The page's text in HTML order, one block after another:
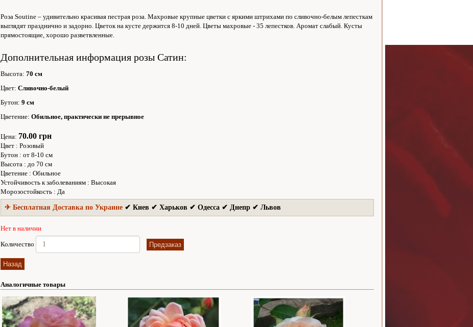
Роза Soutine – удивительно красивая пестрая роза. Махровые крупные цветки с яркими штрихами по сливочно-белым лепесткам
выглядят празднично и задорно. Цветок на кусте держится 8-10 дней. Цветы махровые - 35 лепестков. Аромат слабый. Кусты
прямостоящие, хорошо разветвленные.
Дополнительная информация розы Сатин:
Высота: 70 см
Цвет: Сливочно-белый
Бутон: 9 см
Цветение: Обильное, практически не прерывное
Цена: 70.00 грн
Цвет : Розовый
Бутон : от 8-10 см
Высота : до 70 см
Цветение : Обильное
Устойчивость к заболеваниям : Высокая
Морозостойкость : Да
✈ Бесплатная Доставка по Украине ✔ Киев ✔ Харьков ✔ Одесса ✔ Днепр ✔ Львов
Нет в наличии
Количество
Аналогичные товары